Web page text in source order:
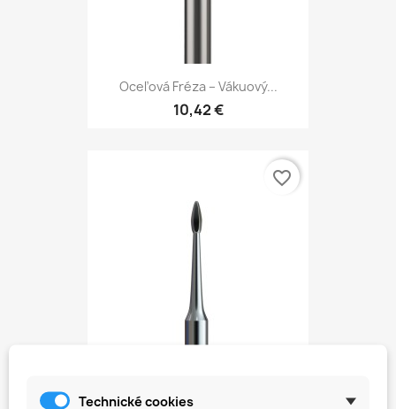
Oceľová Fréza – Vákuový...
10,42 €
Oceľová Fréza – Bezpečný...
favorite_border
Technické cookies